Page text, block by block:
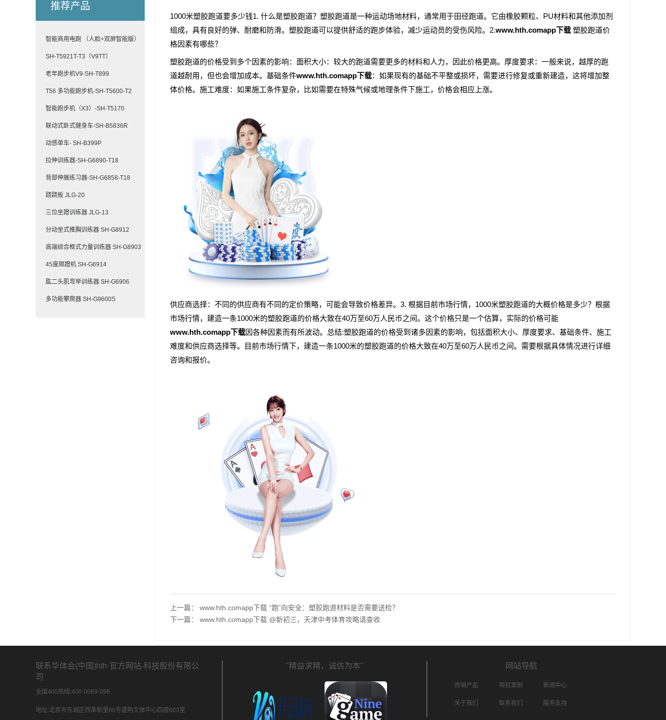
推荐产品
智能商用电跑 （人脸+双屏智能版）
SH-T5921T-T3（V9TT）
老年跑步机V9-SH-T899
T56 多功能跑步机-SH-T5600-T2
智能跑步机（X3）-SH-T5170
联动式卧式健身车-SH-B5836R
动感单车- SH-B399P
拉伸训练器-SH-G6890-T18
背部伸展练习器-SH-G6858-T18
跷跷板 JLG-20
三位坐蹬训练器 JLG-13
分动坐式推胸训练器 SH-G8912
高端综合框式力量训练器 SH-G8903
45度顺蹬机 SH-G6914
肱二头肌弯举训练器 SH-G6906
多功能攀爬器 SH-G9600S
1000米塑胶跑道要多少钱1. 什么是塑胶跑道？塑胶跑道是一种运动场地材料，通常用于田径跑道。它由橡胶颗粒、PU材料和其他添加剂
组成，具有良好的弹、耐磨和防滑。塑胶跑道可以提供舒适的跑步体验，减少运动员的受伤风险。2.www.hth.comapp下载 塑胶跑道价
格因素有哪些？
塑胶跑道的价格受到多个因素的影响：面积大小：较大的跑道需要更多的材料和人力，因此价格更高。厚度要求：一般来说，越厚的跑
道越耐用，但也会增加成本。基础条件www.hth.comapp下载：如果现有的基础不平整或损坏，需要进行修复或重新建造，这将增加整
体价格。施工难度：如果施工条件复杂，比如需要在特殊气候或地理条件下施工，价格会相应上涨。
供应商选择：不同的供应商有不同的定价策略，可能会导致价格差异。3. 根据目前市场行情，1000米塑胶跑道的大概价格是多少？根据
市场行情，建造一条1000米的塑胶跑道的价格大致在40万至60万人民币之间。这个价格只是一个估算，实际的价格可能
www.hth.comapp下载因各种因素而有所波动。总结:塑胶跑道的价格受到诸多因素的影响，包括面积大小、厚度要求、基础条件、施工
难度和供应商选择等。目前市场行情下，建造一条1000米的塑胶跑道的价格大致在40万至60万人民币之间。需要根据具体情况进行详细
咨询和报价。
上一篇： www.hth.comapp下载 “跑”向安全：塑胶跑道材料是否需要送检？
下一篇： www.hth.comapp下载 @新初三，天津中考体育攻略请查收
联系华体会(中国)hth·官方网站-科技股份有限公
司
全国400热线:400-0069-096
地址:北京市东城区西革新里60号盛购文体中心四层603室
"精益求精，诚信为本" 网站导航
热销产品 项目案例 新闻中心
关于我们 联系我们 服务支持